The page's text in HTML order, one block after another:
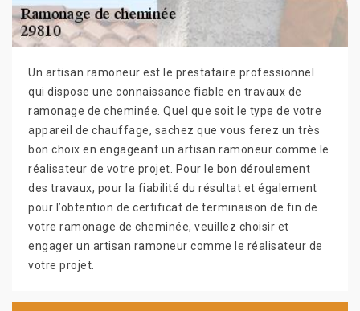
Un artisan ramoneur est le prestataire professionnel
qui dispose une connaissance fiable en travaux de
ramonage de cheminée. Quel que soit le type de votre
appareil de chauffage, sachez que vous ferez un très
bon choix en engageant un artisan ramoneur comme le
réalisateur de votre projet. Pour le bon déroulement
des travaux, pour la fiabilité du résultat et également
pour l’obtention de certificat de terminaison de fin de
votre ramonage de cheminée, veuillez choisir et
engager un artisan ramoneur comme le réalisateur de
votre projet.